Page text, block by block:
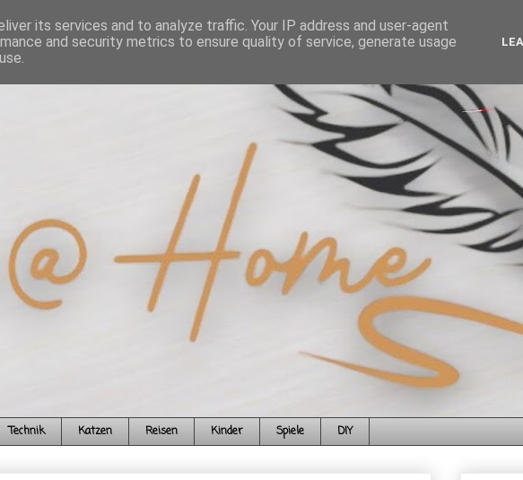
Technik Katzen Reisen Kinder Spiele DIY
its services and to analyze traffic. Your IP address and user-agent
and security metrics to ensure quality of service, generate usage